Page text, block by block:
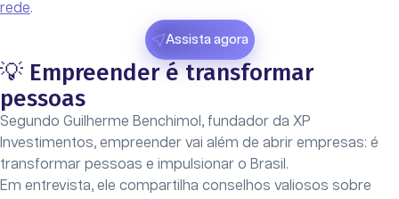
rede.
Assista agora
💡 Empreender é transformar
pessoas
Segundo Guilherme Benchimol, fundador da XP
Investimentos, empreender vai além de abrir empresas: é
transformar pessoas e impulsionar o Brasil.
Em entrevista, ele compartilha conselhos valiosos sobre